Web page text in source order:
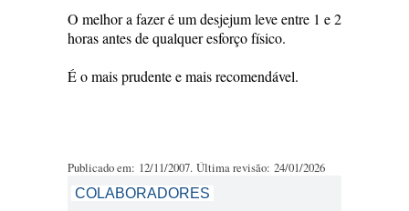
O melhor a fazer é um desjejum leve entre 1 e 2
horas antes de qualquer esforço físico.
É o mais prudente e mais recomendável.
Publicado em: 12/11/2007. Última revisão: 24/01/2026
COLABORADORES